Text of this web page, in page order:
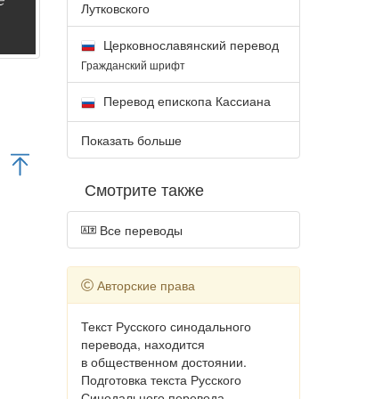
Лутковского
Церковнославянский перевод
Гражданский шрифт
Перевод епископа Кассиана
Показать больше
Смотрите также
Все переводы
Авторские права
Текст Русского синодального
перевода, находится
в общественном достоянии.
Подготовка текста Русского